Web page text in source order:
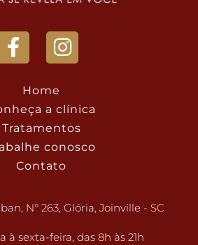
Home
a clínica
Tratamentos
conosco
Contato
N° 263, Glória, Joinville - SC
à sexta-feira, das 8h às 21h